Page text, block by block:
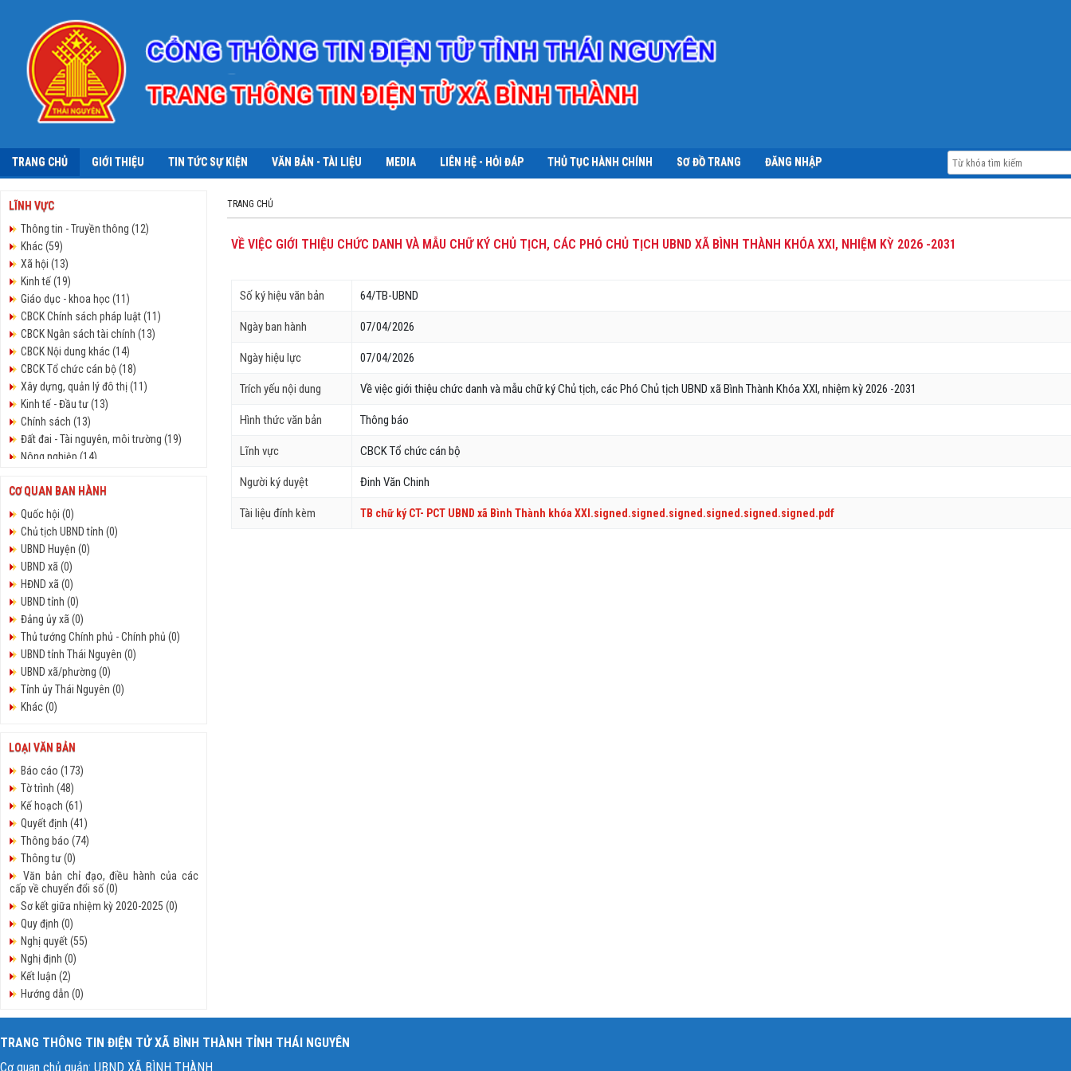
TRANG CHỦ GIỚI THIỆU TIN TỨC SỰ KIỆN VĂN BẢN - TÀI LIỆU MEDIA LIÊN HỆ - HỎI ĐÁP THỦ TỤC HÀNH CHÍNH SƠ ĐỒ TRANG ĐĂNG NHẬP
LĨNH VỰC
Thông tin - Truyền thông (12)
Khác (59)
Xã hội (13)
Kinh tế (19)
Giáo dục - khoa học (11)
CBCK Chính sách pháp luật (11)
CBCK Ngân sách tài chính (13)
CBCK Nội dung khác (14)
CBCK Tổ chức cán bộ (18)
Xây dựng, quản lý đô thị (11)
Kinh tế - Đầu tư (13)
Chính sách (13)
Đất đai - Tài nguyên, môi trường (19)
Nông nghiệp (14)
Nội vụ (61)
An ninh - Quốc phòng (17)
Văn hóa - xã hội (61)
Tiếp công dân (65)
Y tế - Giáo dục (15)
Chuyển đổi số (32)
Nông thôn mới (12)
Pháp Luật (16)
Cải cách hành chính (16)
Hội đồng nhân dân (252)
Giao thông vận tải (15)
Kinh tế - xã hội (155)
Tư pháp - Hộ tịch (15)
CƠ QUAN BAN HÀNH
Quốc hội (0)
Chủ tịch UBND tỉnh (0)
UBND Huyện (0)
UBND xã (0)
HĐND xã (0)
UBND tỉnh (0)
Đảng ủy xã (0)
Thủ tướng Chính phủ - Chính phủ (0)
UBND tỉnh Thái Nguyên (0)
UBND xã/phường (0)
Tỉnh ủy Thái Nguyên (0)
Khác (0)
LOẠI VĂN BẢN
Báo cáo (173)
Tờ trình (48)
Kế hoạch (61)
Quyết định (41)
Thông báo (74)
Thông tư (0)
Văn bản chỉ đạo, điều hành của các
cấp về chuyển đổi số (0)
Sơ kết giữa nhiệm kỳ 2020-2025 (0)
Quy định (0)
Nghị quyết (55)
Nghị định (0)
Kết luận (2)
Hướng dẫn (0)
Công văn (236)
TRANG CHỦ
VỀ VIỆC GIỚI THIỆU CHỨC DANH VÀ MẪU CHỮ KÝ CHỦ TỊCH, CÁC PHÓ CHỦ TỊCH UBND XÃ BÌNH THÀNH KHÓA XXI, NHIỆM KỲ 2026 -2031
Số ký hiệu văn bản 64/TB-UBND
Ngày ban hành 07/04/2026
Ngày hiệu lực 07/04/2026
Trích yếu nội dung Về việc giới thiệu chức danh và mẫu chữ ký Chủ tịch, các Phó Chủ tịch UBND xã Bình Thành Khóa XXI, nhiệm kỳ 2026 -2031
Hình thức văn bản Thông báo
Lĩnh vực CBCK Tổ chức cán bộ
Người ký duyệt Đinh Văn Chinh
Tài liệu đính kèm TB chữ ký CT- PCT UBND xã Bình Thành khóa XXI.signed.signed.signed.signed.signed.signed.pdf
TRANG THÔNG TIN ĐIỆN TỬ XÃ BÌNH THÀNH TỈNH THÁI NGUYÊN
Cơ quan chủ quản: UBND XÃ BÌNH THÀNH